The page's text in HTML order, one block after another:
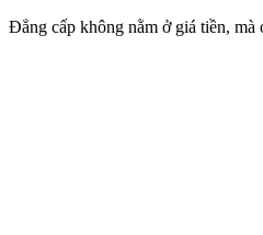
Đẳng cấp không nằm ở giá tiền, mà